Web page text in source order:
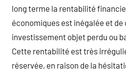
long terme la rentabilité
économiques est inégalée et de
investissement objet perdu ou
Cette rentabilité est très
réservée, en raison de la